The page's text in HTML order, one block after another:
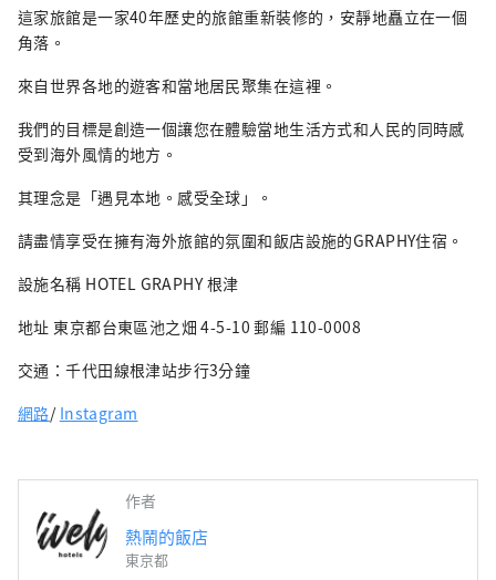
這家旅館是一家40年歷史的旅館重新裝修的，安靜地矗立在一個
角落。
來自世界各地的遊客和當地居民聚集在這裡。
我們的目標是創造一個讓您在體驗當地生活方式和人民的同時感
受到海外風情的地方。
其理念是「遇見本地。感受全球」。
請盡情享受在擁有海外旅館的氛圍和飯店設施的GRAPHY住宿。
設施名稱 HOTEL GRAPHY 根津
地址 東京都台東區池之畑 4-5-10 郵編 110-0008
交通：千代田線根津站步行3分鐘
網路/ Instagram
作者
熱鬧的飯店
東京都